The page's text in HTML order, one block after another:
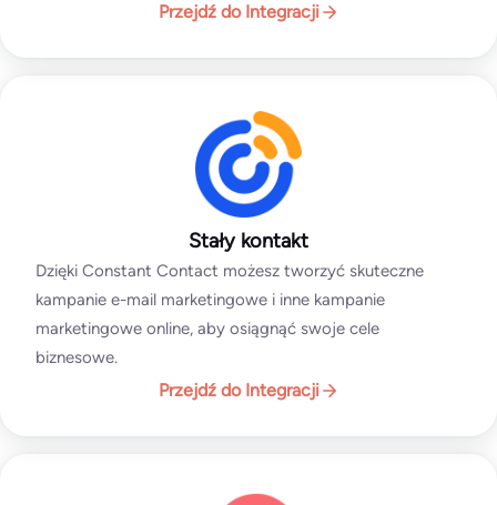
Przejdź do Integracji
Stały kontakt
Dzięki Constant Contact możesz tworzyć skuteczne
kampanie e-mail marketingowe i inne kampanie
marketingowe online, aby osiągnąć swoje cele
biznesowe.
Przejdź do Integracji